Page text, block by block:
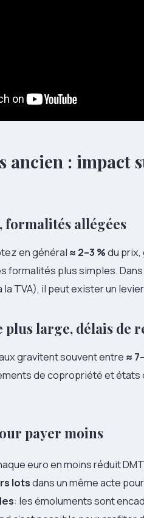
ancien : impact
formalités allégées
en général ≈ 2–3 %du prix,
formalités plus simples.
TVA), il peut exister un
large, délais de
gravitent souvent entre ≈
de copropriété et
payer moins
euro en moins réduit
lotsdans un même acte
: les émoluments sont